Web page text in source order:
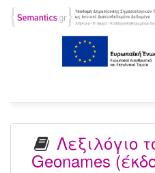
Λεξιλόγιο
Geonames